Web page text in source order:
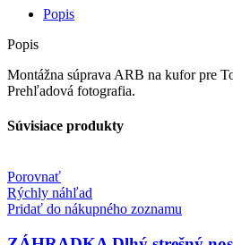
Popis
Popis
Montážna súprava ARB na kufor pre
Prehľadová fotografia.
Súvisiace produkty
Porovnať
Rýchly náhľad
Pridať do nákupného zoznamu